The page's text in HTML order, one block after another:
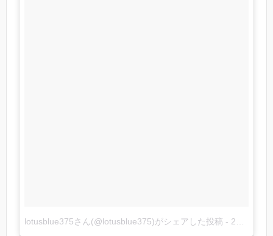
lotusblue375さん(@lotusblue375)がシェアした投稿 - 2018年 2月月7日午前4時33分PST